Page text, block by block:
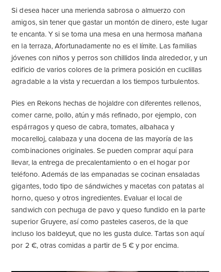
Si desea hacer una merienda sabrosa o almuerzo con
amigos, sin tener que gastar un montón de dinero, este lugar
te encanta. Y si se toma una mesa en una hermosa mañana
en la terraza, Afortunadamente no es el límite. Las familias
jóvenes con niños y perros son chillidos linda alrededor, y un
edificio de varios colores de la primera posición en cuclillas
agradable a la vista y recuerdan a los tiempos turbulentos.
Pies en Rekons hechas de hojaldre con diferentes rellenos,
comer carne, pollo, atún y más refinado, por ejemplo, con
espárragos y queso de cabra, tomates, albahaca y
mocarelloj, calabaza y una docena de las mayoría de las
combinaciones originales. Se pueden comprar aquí para
llevar, la entrega de precalentamiento o en el hogar por
teléfono. Además de las empanadas se cocinan ensaladas
gigantes, todo tipo de sándwiches y macetas con patatas al
horno, queso y otros ingredientes. Evaluar el local de
sandwich con pechuga de pavo y queso fundido en la parte
superior Gruyere, así como pasteles caseros, de la que
incluso los baldeyut, que no les gusta dulce. Tartas son aquí
por 2 €, otras comidas a partir de 5 € y por encima.